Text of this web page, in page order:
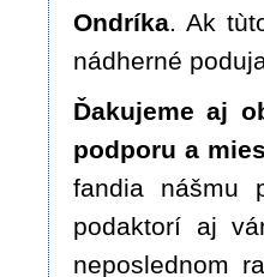
Ondríka. Ak
nádherné
Ďakujeme aj
podporu a
fandia nášmu
podaktorí aj
neposlednom